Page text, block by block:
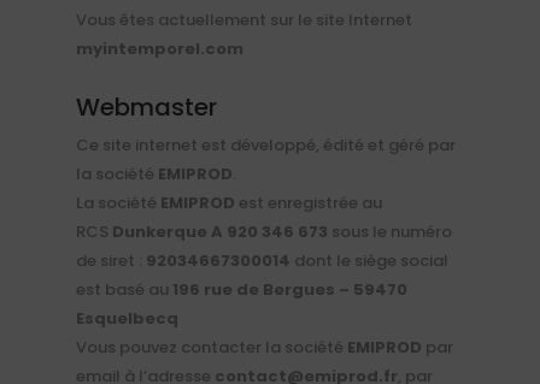
Vous êtes actuellement sur le site Internet
myintemporel.com
Webmaster
Ce site internet est développé, édité et géré par
la société EMIPROD.
La société EMIPROD est enregistrée au
RCS Dunkerque A 920 346 673 sous le numéro
de siret : 92034667300014 dont le siège social
est basé au 196 rue de Bergues – 59470
Esquelbecq
Vous pouvez contacter la société EMIPROD par
email à l’adresse contact@emiprod.fr, par